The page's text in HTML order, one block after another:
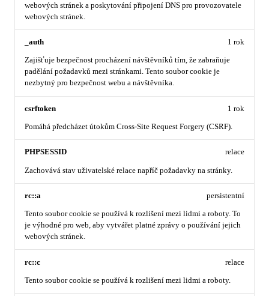
webových stránek a poskytování připojení DNS pro provozovatele
webových stránek.
_auth
Zajišťuje bezpečnost procházení návštěvníků tím, že zabraňuje
padělání požadavků mezi stránkami. Tento soubor cookie je
nezbytný pro bezpečnost webu a návštěvníka.
1 rok
csrftoken
Pomáhá předcházet útokům Cross-Site Request Forgery (CSRF).
1 rok
PHPSESSID
Zachovává stav uživatelské relace napříč požadavky na stránky.
relace
rc::a
Tento soubor cookie se používá k rozlišení mezi lidmi a roboty. To
je výhodné pro web, aby vytvářet platné zprávy o používání jejich
webových stránek.
persistentní
rc::c
Tento soubor cookie se používá k rozlišení mezi lidmi a roboty.
relace